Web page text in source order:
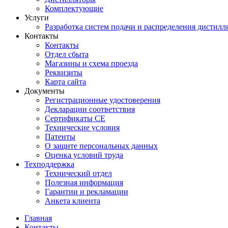
Комплектующие
Услуги
Разработка систем подачи и распределения
Контакты
Контакты
Отдел сбыта
Магазины и схема проезда
Реквизиты
Карта сайта
Документы
Регистрационные удостоверения
Декларации соответствия
Сертификаты СЕ
Технические условия
Патенты
О защите персональных данных
Оценка условий труда
Техподдержка
Технический отдел
Полезная информация
Гарантии и рекламации
Анкета клиента
Главная